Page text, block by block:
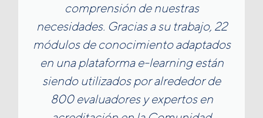
comprensión de nuestras
necesidades. Gracias a su trabajo, 22
módulos de conocimiento adaptados
en una plataforma e-learning están
siendo utilizados por alrededor de
800 evaluadores y expertos en